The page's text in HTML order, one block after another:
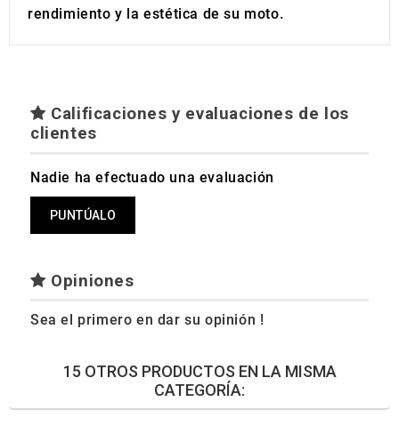
rendimiento y la estética de su moto.
Calificaciones y evaluaciones de los
clientes
Nadie ha efectuado una evaluación
PUNTÚALO
Opiniones
Sea el primero en dar su opinión !
15 OTROS PRODUCTOS EN LA MISMA
CATEGORÍA: